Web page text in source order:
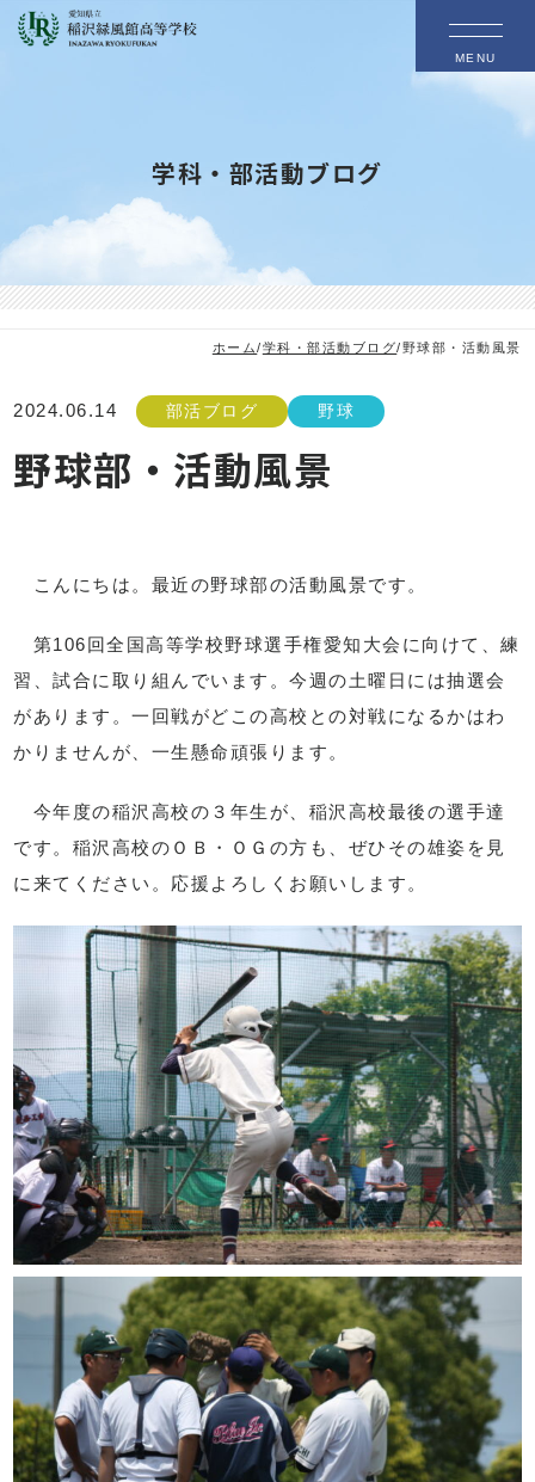
MENU
学科・部活動ブログ
ホーム/学科・部活動ブログ/野球部・活動風景
2024.06.14 部活ブログ 野球
野球部・活動風景
こんにちは。最近の野球部の活動風景です。
第106回全国高等学校野球選手権愛知大会に向けて、練
習、試合に取り組んでいます。今週の土曜日には抽選会
があります。一回戦がどこの高校との対戦になるかはわ
かりませんが、一生懸命頑張ります。
今年度の稲沢高校の３年生が、稲沢高校最後の選手達
です。稲沢高校のＯＢ・ＯＧの方も、ぜひその雄姿を見
に来てください。応援よろしくお願いします。